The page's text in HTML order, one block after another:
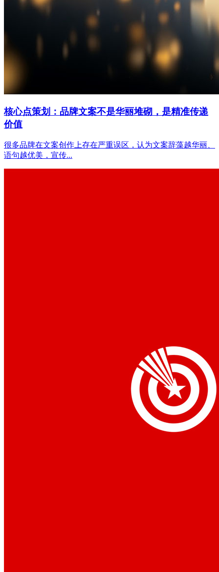
核心点策划：品牌文案不是华丽堆砌，是精准传递
价值
很多品牌在文案创作上存在严重误区，认为文案辞藻越华丽、
语句越优美，宣传...